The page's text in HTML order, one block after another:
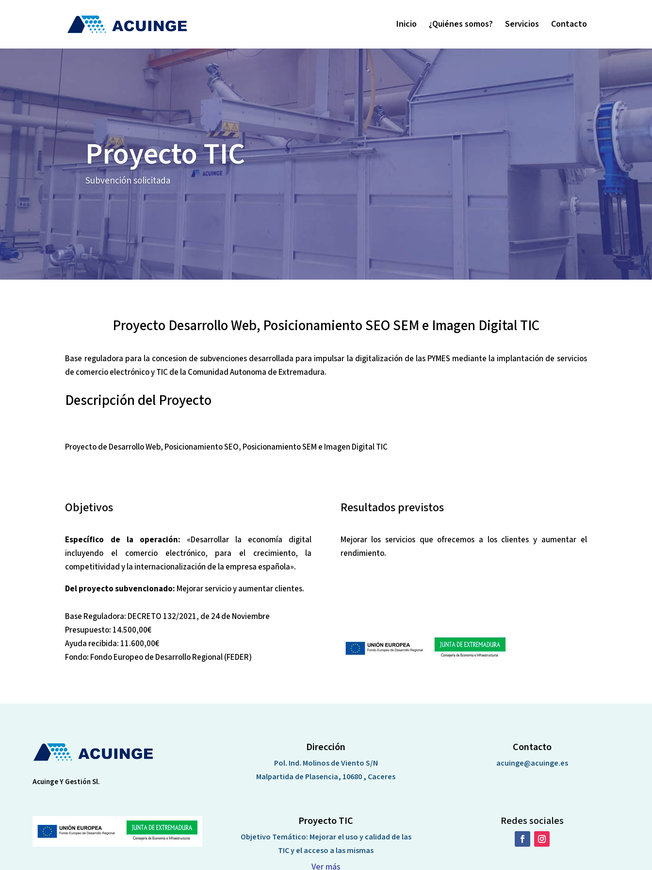
Inicio ¿Quiénes somos? Servicios Contacto
Proyecto TIC
Subvención solicitada
Proyecto Desarrollo Web, Posicionamiento SEO SEM e Imagen Digital TIC
Base reguladora para la concesion de subvenciones desarrollada para impulsar la digitalización de las PYMES mediante la implantación de servicios
de comercio electrónico y TIC de la Comunidad Autonoma de Extremadura.
Descripción del Proyecto
Proyecto de Desarrollo Web, Posicionamiento SEO, Posicionamiento SEM e Imagen Digital TIC
Objetivos
Específico de la operación: «Desarrollar la economía digital
incluyendo el comercio electrónico, para el crecimiento, la
competitividad y la internacionalización de la empresa española».
Del proyecto subvencionado: Mejorar servicio y aumentar clientes.
Base Reguladora: DECRETO 132/2021, de 24 de Noviembre
Presupuesto: 14.500,00€
Ayuda recibida: 11.600,00€
Fondo: Fondo Europeo de Desarrollo Regional (FEDER)
Resultados previstos
Mejorar los servicios que ofrecemos a los clientes y aumentar el
rendimiento.
Acuinge Y Gestión Sl.
Dirección
Pol. Ind. Molinos de Viento S/N
Malpartida de Plasencia, 10680 , Caceres
Contacto
acuinge@acuinge.es
Proyecto TIC
Objetivo Temático: Mejorar el uso y calidad de las
TIC y el acceso a las mismas
Ver más
Redes sociales